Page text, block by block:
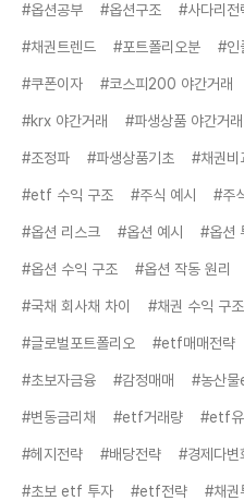
#옵션공부 #옵션구조 #사다리전
#채권트렌드 #포트폴리오분 #인
#쿠폰이자 #코스피200 야간거래
#krx 야간거래 #파생상품 야간거래
#조정파 #파생상품기초 #채권비
#etf 수익 구조 #주식 예시 #주
#옵션 리스크 #옵션 예시 #옵션
#옵션 수익 구조 #옵션 작동 원리
#국채 회사채 차이 #채권 수익 구조
#글로벌포트폴리오 #etf매매전략
#초보자금융 #감정매매 #농산
#변동금리채 #etf거래량 #etf유
#헤지전략 #배당전략 #경제다변
#초보 etf 투자 #etf전략 #채권